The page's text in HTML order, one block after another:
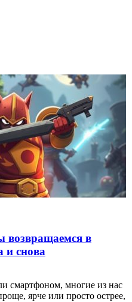
в
и снова
смартфоном, многие из нас
ярче или просто острее,